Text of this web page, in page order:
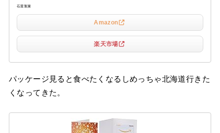
石屋製菓
Amazon
楽天市場
パッケージ見ると食べたくなるしめっちゃ北海道行きた
くなってきた。